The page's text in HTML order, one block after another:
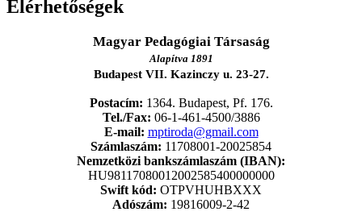
Elérhetőségek
Magyar Pedagógiai Társaság
Alapítva 1891
Budapest VII. Kazinczy u. 23-27.
Postacím: 1364. Budapest, Pf. 176.
Tel./Fax: 06-1-461-4500/3886
E-mail: mptiroda@gmail.com
Számlaszám: 11708001-20025854
Nemzetközi bankszámlaszám (IBAN):
HU98117080012002585400000000
Swift kód: OTPVHUHBXXX
Adószám: 19816009-2-42